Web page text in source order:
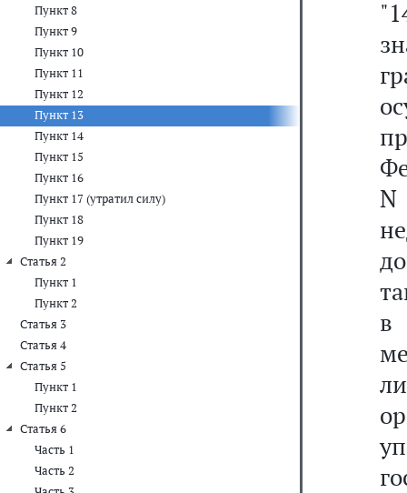
Пункт 8
Пункт 9
Пункт 10
Пункт 11
Пункт 12
Пункт 13
Пункт 14
Пункт 15
Пункт 16
Пункт 17 (утратил силу)
Пункт 18
Пункт 19
Статья 2
Пункт 1
Пункт 2
Статья 3
Статья 4
Статья 5
Пункт 1
Пункт 2
Статья 6
Часть 1
Часть 2
N